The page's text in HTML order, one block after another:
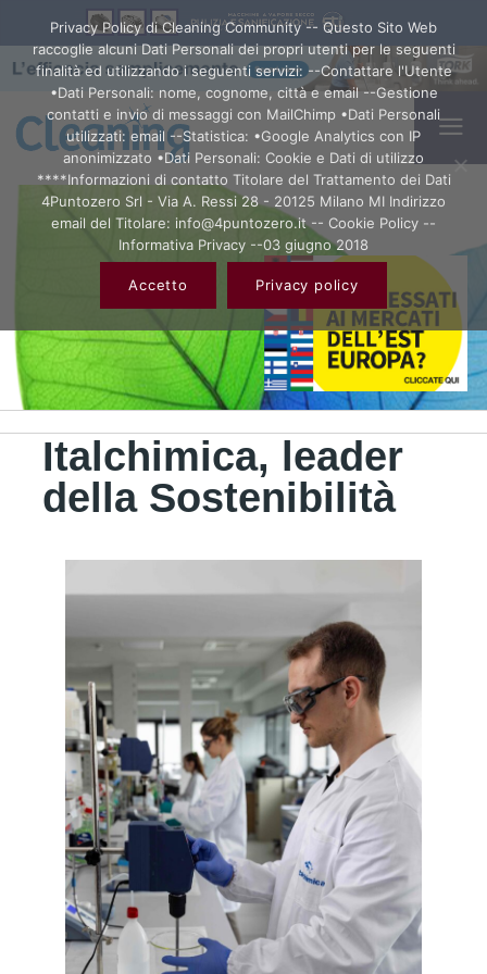
Italchimica, leader
della Sostenibilità
Privacy Policy di Cleaning Community -- Questo Sito Web
raccoglie alcuni Dati Personali dei propri utenti per le seguenti
finalità ed utilizzando i seguenti servizi: --Contattare l'Utente
•Dati Personali: nome, cognome, città e email --Gestione
contatti e invio di messaggi con MailChimp •Dati Personali
utilizzati: email --Statistica: •Google Analytics con IP
anonimizzato •Dati Personali: Cookie e Dati di utilizzo
****Informazioni di contatto Titolare del Trattamento dei Dati
4Puntozero Srl - Via A. Ressi 28 - 20125 Milano MI Indirizzo
email del Titolare: info@4puntozero.it -- Cookie Policy --
Informativa Privacy --03 giugno 2018
Accetto Privacy policy